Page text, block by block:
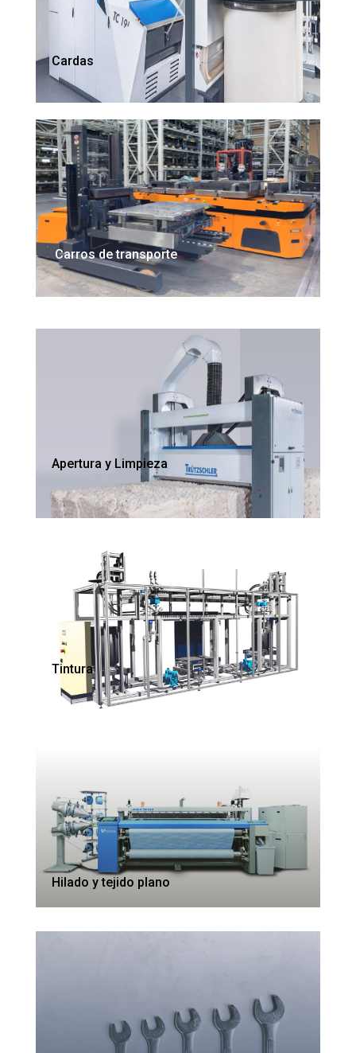
Cardas
Carros de transporte
Apertura y Limpieza
Tintura
Hilado y tejido plano